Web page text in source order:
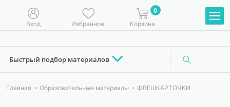
Вход Избранное
0
Корзина
Быстрый подбор материалов
Главная Образовательные материалы ФЛЕШКАРТОЧКИ